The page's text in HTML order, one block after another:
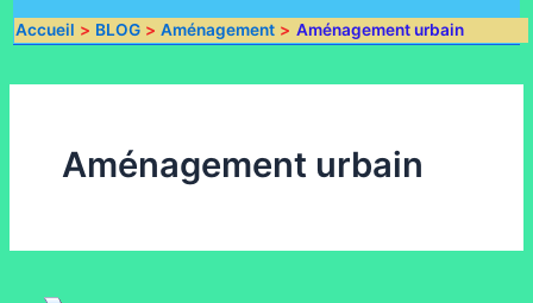
Accueil BLOG Aménagement Aménagement urbain
Aménagement urbain